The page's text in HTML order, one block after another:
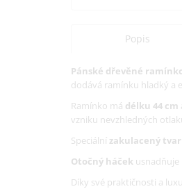
Popis
Pánské dřevěné
dodává ramínku hladký a
Ramínko má délku 44 cm
vzniku nevzhledných
Speciální zakulacený
Otočný háček usnadňuje
Díky své praktičnosti a